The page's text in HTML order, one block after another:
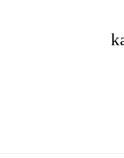
소쿠리에 받쳐 자연해동해